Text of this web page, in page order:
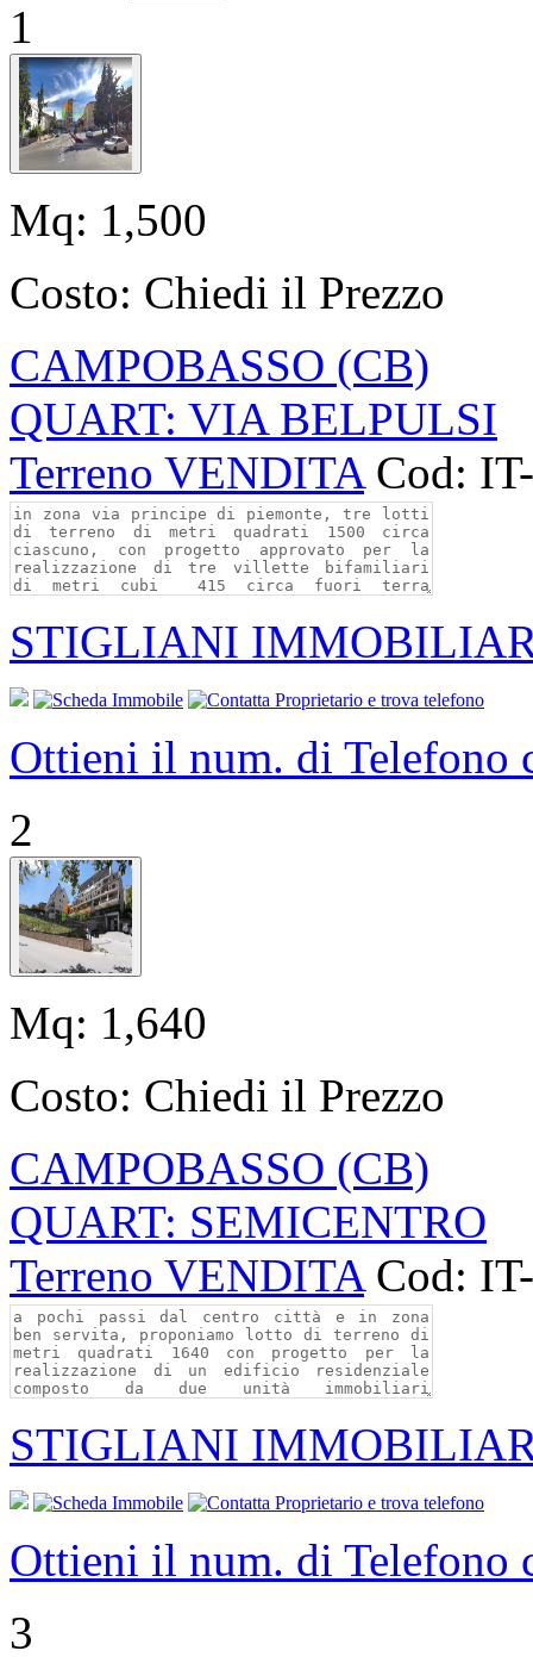
1
Mq: 1,500
Costo: Chiedi il Prezzo
CAMPOBASSO (CB)
QUART: VIA BELPULSI
Terreno VENDITA Cod:
STIGLIANI
Ottieni il num. di Telefono
2
Mq: 1,640
Costo: Chiedi il Prezzo
CAMPOBASSO (CB)
QUART: SEMICENTRO
Terreno VENDITA Cod:
STIGLIANI
Ottieni il num. di Telefono
3